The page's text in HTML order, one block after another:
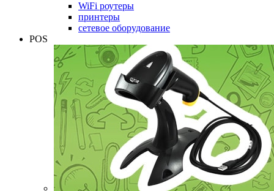
WiFi роутеры
принтеры
сетевое оборудование
POS